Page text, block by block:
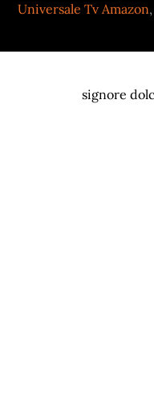
Universale Tv Amazon,
signore